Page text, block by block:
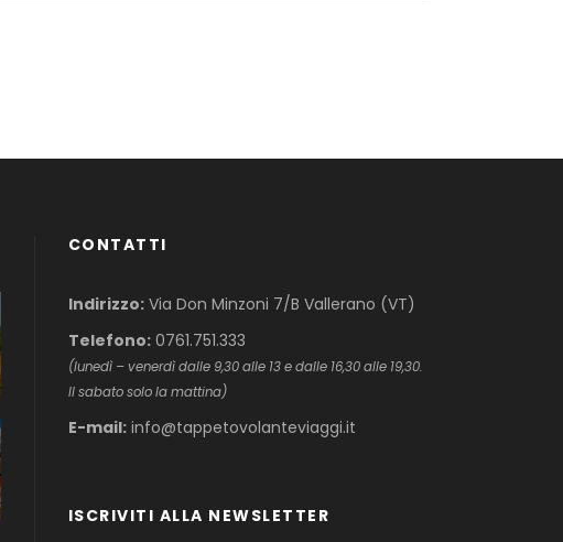
CONTATTI
Indirizzo:Via Don Minzoni 7/B Vallerano (VT)
Telefono:0761.751.333
(lunedì – venerdì dalle 9,30 alle 13 e dalle 16,30 alle 19,30.
Il sabato solo la mattina)
E-mail:info@tappetovolanteviaggi.it
ISCRIVITI ALLA NEWSLETTER